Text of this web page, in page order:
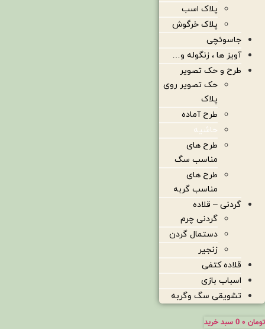
پلاک اسب
پلاک خرگوش
جاسوئچی
آویز ها ، زنگوله و…
طرح و حک تصویر
حک تصویر روی
پلاک
طرح آماده
حاشیه
طرح های
مناسب سگ
طرح های
مناسب گربه
گردنی – قلاده
گردنی چرم
دستمال گردن
زنجیر
قلاده کتفی
اسباب بازی
تشویقی سگ وگربه
تومان 0 سبد خرید